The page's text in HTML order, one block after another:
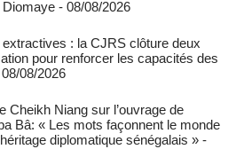
- 08/08/2026
: la CJRS clôture deux
pour renforcer les capacités des
08/2026
Cheikh Niang sur l’ouvrage de
Bâ: « Les mots façonnent le monde
diplomatique sénégalais » -